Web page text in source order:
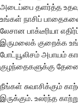
அடைப்பை தளர்த்த
உங்கள் நாசிப் பாதைகளை
லேசான பாக்டீரியா
இருமலைக் குறைக்க
போட்யூலிசம் அபாயம்
குழந்தைகளுக்கு
நீங்கள் சுவாசிக்கும்
இருக்கும். உலர்ந்த